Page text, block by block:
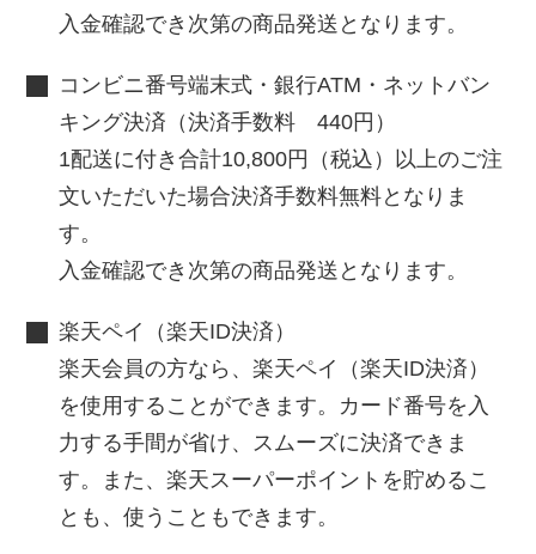
入金確認でき次第の商品発送となります。
コンビニ番号端末式・銀行ATM・ネットバン
キング決済（決済手数料 440円）
1配送に付き合計10,800円（税込）以上のご注
文いただいた場合決済手数料無料となりま
す。
入金確認でき次第の商品発送となります。
楽天ペイ（楽天ID決済）
楽天会員の方なら、楽天ペイ（楽天ID決済）
を使用することができます。カード番号を入
力する手間が省け、スムーズに決済できま
す。また、楽天スーパーポイントを貯めるこ
とも、使うこともできます。